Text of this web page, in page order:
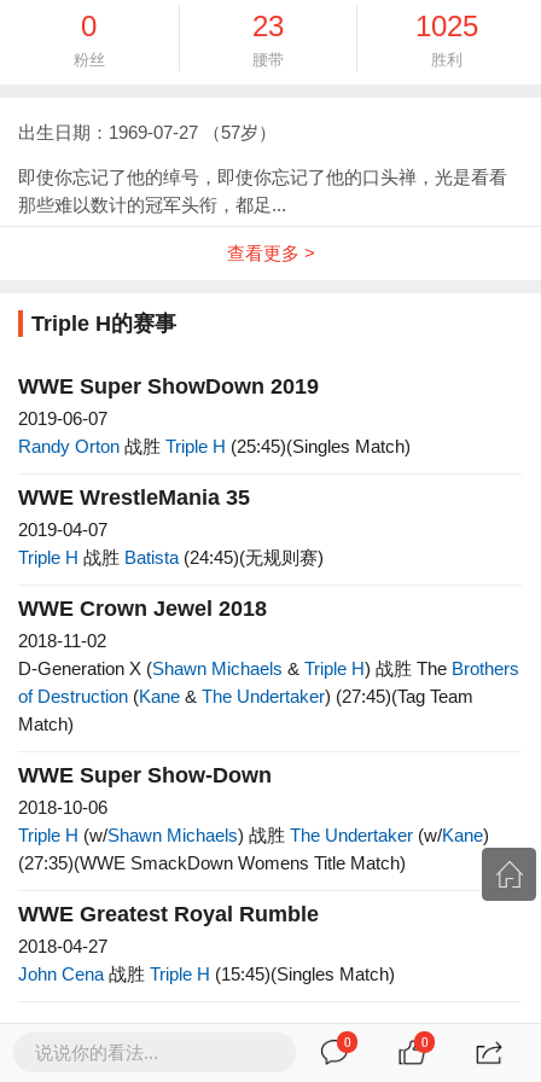
说说你的看法... 0 0
0
粉丝
23
腰带
1025
胜利
出生日期：1969-07-27 （57岁）
即使你忘记了他的绰号，即使你忘记了他的口头禅，光是看看
那些难以数计的冠军头衔，都足...
查看更多 >
Triple H的赛事
WWE Super ShowDown 2019
2019-06-07
Randy Orton 战胜Triple H (25:45)(Singles Match)
WWE WrestleMania 35
2019-04-07
Triple H 战胜 Batista (24:45)(无规则赛)
WWE Crown Jewel 2018
2018-11-02
D-Generation X (Shawn Michaels &Triple H) 战胜 The Brothers
of Destruction (Kane &The Undertaker) (27:45)(Tag Team
Match)
WWE Super Show-Down
2018-10-06
Triple H (w/Shawn Michaels) 战胜The Undertaker (w/Kane)
(27:35)(WWE SmackDown Womens Title Match)
WWE Greatest Royal Rumble
2018-04-27
John Cena 战胜Triple H (15:45)(Singles Match)